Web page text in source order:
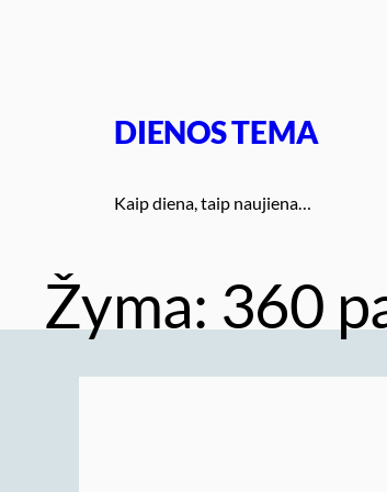
DIENOS TEMA
Kaip diena, taip naujiena…
Žyma: 360